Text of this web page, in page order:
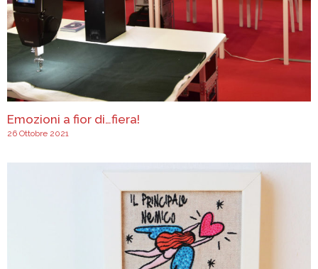
Emozioni a fior di…fiera!
26 Ottobre 2021